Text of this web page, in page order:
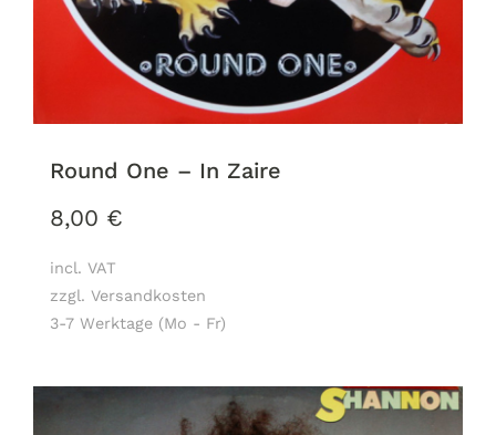
Round One – In Zaire
8,00 €
incl. VAT
zzgl. Versandkosten
3-7 Werktage (Mo - Fr)